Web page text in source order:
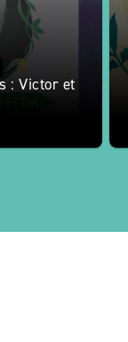
: Victor et